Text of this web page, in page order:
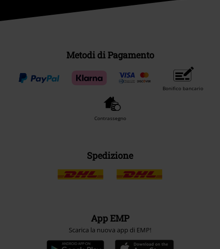
Metodi di Pagamento
Bonifico bancario
Contrassegno
Spedizione
App EMP
Scarica la nuova app di EMP!